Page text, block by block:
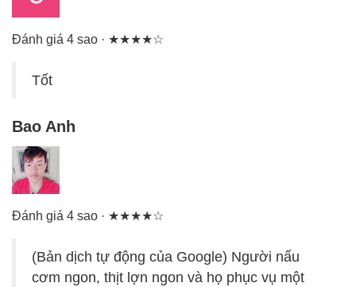
Đánh giá 4 sao · ★★★★☆
Tốt
Bao Anh
Đánh giá 4 sao · ★★★★☆
(Bản dịch tự động của Google) Người nấu
cơm ngon, thịt lợn ngon và họ phục vụ một